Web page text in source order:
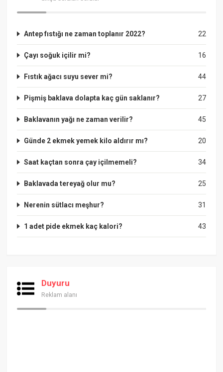
22
Antep fıstığı ne zaman toplanır 2022?
16
Çayı soğuk içilir mi?
44
Fıstık ağacı suyu sever mi?
27
Pişmiş baklava dolapta kaç gün saklanır?
45
Baklavanın yağı ne zaman verilir?
20
Günde 2 ekmek yemek kilo aldırır mı?
34
Saat kaçtan sonra çay içilmemeli?
25
Baklavada tereyağ olur mu?
31
Nerenin sütlacı meşhur?
43
1 adet pide ekmek kaç kalori?
Duyuru
Reklam alanı